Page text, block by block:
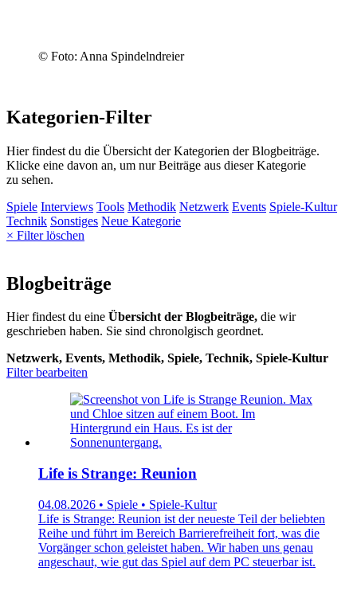
© Foto: Anna Spindelndreier
Kategorien-Filter
Hier findest du die Übersicht der Kategorien der Blogbeiträge.
Klicke eine davon an, um nur Beiträge aus dieser Kategorie
zu sehen.
Spiele Interviews Tools Methodik Netzwerk Events Spiele-Kultur
Technik Sonstiges Neue Kategorie
× Filter löschen
Blogbeiträge
Hier findest du eine Übersicht der Blogbeiträge, die wir
geschrieben haben. Sie sind chronolgisch geordnet.
Netzwerk, Events, Methodik, Spiele, Technik, Spiele-Kultur
Filter bearbeiten
Life is Strange: Reunion
04.08.2026 • Spiele • Spiele-Kultur
Life is Strange: Reunion ist der neueste Teil der beliebten
Reihe und führt im Bereich Barrierefreiheit fort, was die
Vorgänger schon geleistet haben. Wir haben uns genau
angeschaut, wie gut das Spiel auf dem PC steuerbar ist.